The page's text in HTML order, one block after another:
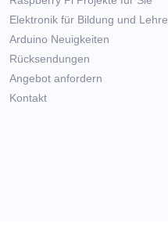
Elektronik für Bildung und Lehre
Arduino Neuigkeiten
Rücksendungen
Angebot anfordern
Kontakt